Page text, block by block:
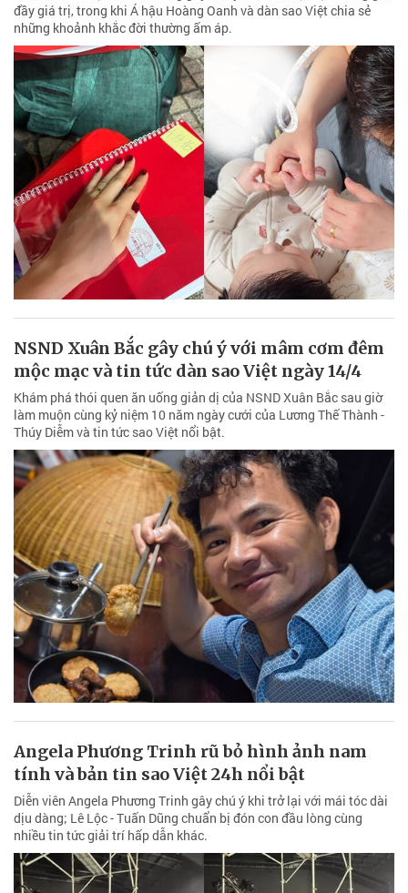
đầy giá trị, trong khi Á hậu Hoàng Oanh và dàn sao Việt chia sẻ
những khoảnh khắc đời thường ấm áp.
NSND Xuân Bắc gây chú ý với mâm cơm đêm
mộc mạc và tin tức dàn sao Việt ngày 14/4
Khám phá thói quen ăn uống giản dị của NSND Xuân Bắc sau giờ
làm muộn cùng kỷ niệm 10 năm ngày cưới của Lương Thế Thành -
Thúy Diễm và tin tức sao Việt nổi bật.
Angela Phương Trinh rũ bỏ hình ảnh nam
tính và bản tin sao Việt 24h nổi bật
Diễn viên Angela Phương Trinh gây chú ý khi trở lại với mái tóc dài
dịu dàng; Lê Lộc - Tuấn Dũng chuẩn bị đón con đầu lòng cùng
nhiều tin tức giải trí hấp dẫn khác.